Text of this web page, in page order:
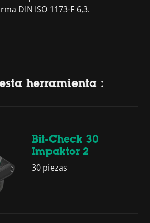
DIN ISO 1173-F 6,3.
herramienta :
Bit-Check 30
Impaktor 2
30 piezas